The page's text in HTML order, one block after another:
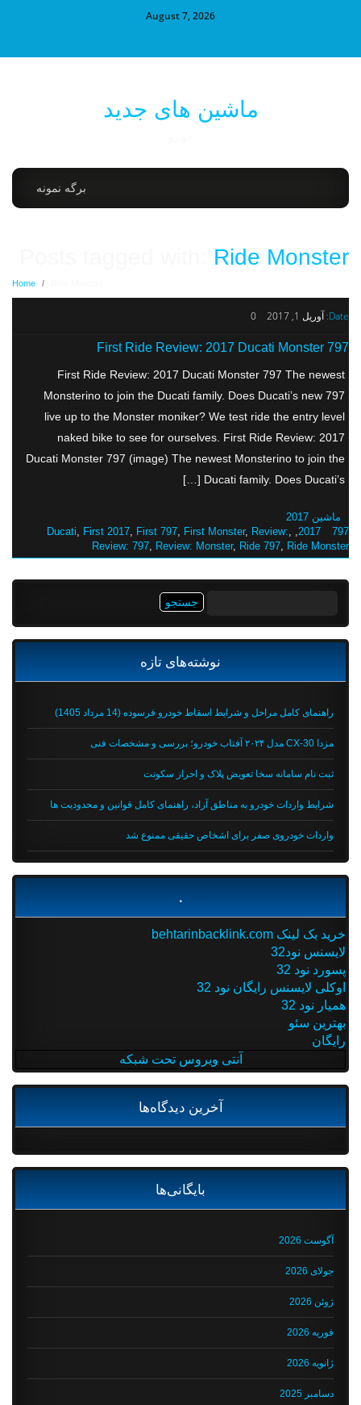
August 7, 2026
ماشین های جدید
برگه نمونه
Posts tagged with:Ride Monster
Home
Date: آوریل 1, 2017 0
First Ride Review: 2017 Ducati Monster 797
First Ride Review: 2017 Ducati Monster 797 The newest
Monsterino to join the Ducati family. Does Ducati’s new 797
live up to the Monster moniker? We test ride the entry level
naked bike to see for ourselves. First Ride Review: 2017
Ducati Monster 797 (image) The newest Monsterino to join the
Ducati family. Does Ducati’s […]
ماشین 2017
797 2017
,
Ducati,First 2017,First 797,First Monster,Review:,
Review: 797,Review: Monster,Ride 797,Ride Monster
نوشته‌های تازه
راهنمای کامل مراحل و شرایط اسقاط خودرو فرسوده (14 مرداد 1405)
مزدا CX-30 مدل ۲۰۲۴ آفتاب خودرو؛ بررسی و مشخصات فنی
ثبت نام سامانه سخا تعویض پلاک و احراز سکونت
شرایط واردات خودرو به مناطق آزاد، راهنمای کامل قوانین و محدودیت ها
واردات خودروی صفر برای اشخاص حقیقی ممنوع شد
خرید بک لینک behtarinbacklink.com
لایسنس نود32
پسورد نود 32
اوکلی لایسنس رایگان نود 32
همیار نود 32
بهترین سئو
رایگان
آنتی ویروس تحت شبکه
آخرین دیدگاه‌ها
بایگانی‌ها
آگوست 2026
جولای 2026
ژوئن 2026
فوریه 2026
ژانویه 2026
دسامبر 2025